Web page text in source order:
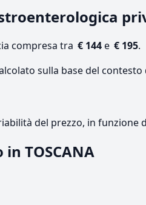
compresa tra € 144e € 195.
sulla base del contesto
del prezzo, in
TOSCANA